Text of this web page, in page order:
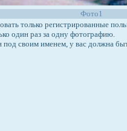
Фото1
только регистрированные
один раз за одну фотографию.
своим именем, у вас должна